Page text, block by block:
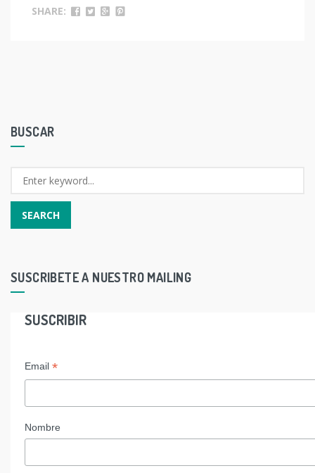
SHARE:
BUSCAR
SUSCRIBETE A NUESTRO MAILING
SUSCRIBIR
Email *
Nombre